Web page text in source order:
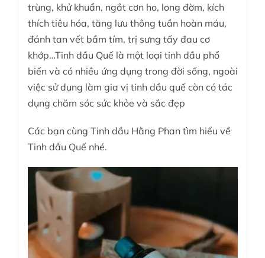
trùng, khử khuẩn, ngắt cơn ho, long đờm, kích
thích tiêu hóa, tăng lưu thông tuần hoàn máu,
đánh tan vết bầm tím, trị sưng tấy đau cơ
khớp…Tinh dầu Quế là một loại tinh dầu phổ
biến và có nhiều ứng dụng trong đời sống, ngoài
việc sử dụng làm gia vị tinh dầu quế còn có tác
dụng chăm sóc sức khỏe và sắc đẹp
Các bạn cùng Tinh dầu Hằng Phan tìm hiểu về
Tinh dầu Quếnhé.